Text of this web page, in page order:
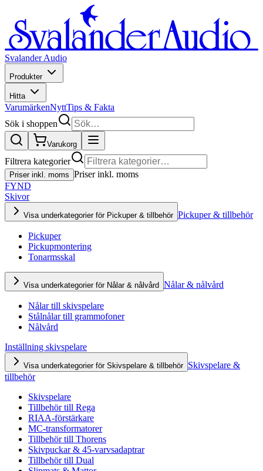
Svalander Audio
Produkter
Hitta
VarumärkenNyttTips & Fakta
Sök i shoppen
Varukorg
Filtrera kategorier
Priser inkl. moms Priser inkl. moms
FYND
Skivor
Visa underkategorier för Pickuper & tillbehör Pickuper & tillbehör
Pickuper
Pickupmontering
Tonarmsskal
Visa underkategorier för Nålar & nålvård Nålar & nålvård
Nålar till skivspelare
Stålnålar till grammofoner
Nålvård
Inställning skivspelare
Visa underkategorier för Skivspelare & tillbehör Skivspelare &
tillbehör
Skivspelare
Tillbehör till Rega
RIAA-förstärkare
MC-transformatorer
Tillbehör till Thorens
Skivpuckar & 45-varvsadaptrar
Tillbehör till Dual